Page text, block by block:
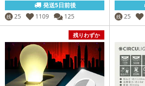
発送5日前後
残 25 1109 125 残 25
残りわずか